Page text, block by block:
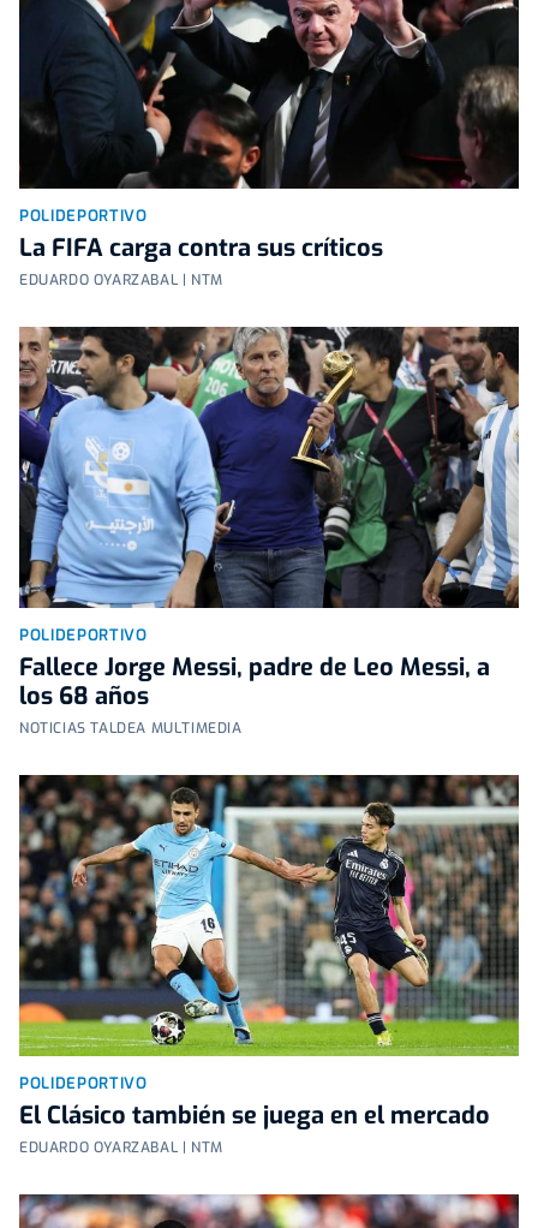
POLIDEPORTIVO
La FIFA carga contra sus críticos
EDUARDO OYARZABAL | NTM
POLIDEPORTIVO
Fallece Jorge Messi, padre de Leo Messi, a
los 68 años
NOTICIAS TALDEA MULTIMEDIA
POLIDEPORTIVO
El Clásico también se juega en el mercado
EDUARDO OYARZABAL | NTM